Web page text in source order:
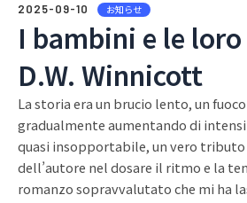
2025-09-10 お知らせ
I bambini e le
D.W. Winnicott
La storia era un brucio lento, un
gradualmente aumentando di
quasi insopportabile, un vero
dell’autore nel dosare il ritmo e la
romanzo sopravvalutato che mi ha